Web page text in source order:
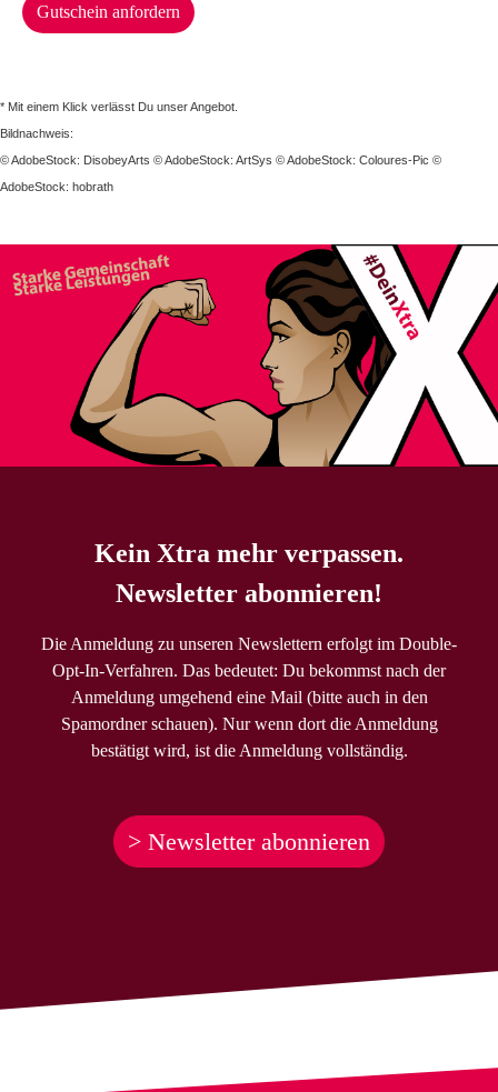
Gutschein anfordern
* Mit einem Klick verlässt Du unser Angebot.
Bildnachweis:
© AdobeStock: DisobeyArts © AdobeStock: ArtSys © AdobeStock: Coloures-Pic ©
AdobeStock: hobrath
Kein Xtra mehr verpassen.
Newsletter abonnieren!
Die Anmeldung zu unseren Newslettern erfolgt im Double-
Opt-In-Verfahren. Das bedeutet: Du bekommst nach der
Anmeldung umgehend eine Mail (bitte auch in den
Spamordner schauen). Nur wenn dort die Anmeldung
bestätigt wird, ist die Anmeldung vollständig.
> Newsletter abonnieren